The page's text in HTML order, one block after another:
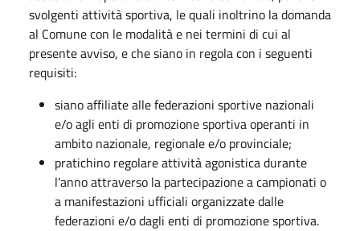
svolgenti attività sportiva, le quali inoltrino la domanda
al Comune con le modalità e nei termini di cui al
presente avviso, e che siano in regola con i seguenti
requisiti:
siano affiliate alle federazioni sportive nazionali
e/o agli enti di promozione sportiva operanti in
ambito nazionale, regionale e/o provinciale;
pratichino regolare attività agonistica durante
l'anno attraverso la partecipazione a campionati o
a manifestazioni ufficiali organizzate dalle
federazioni e/o dagli enti di promozione sportiva.